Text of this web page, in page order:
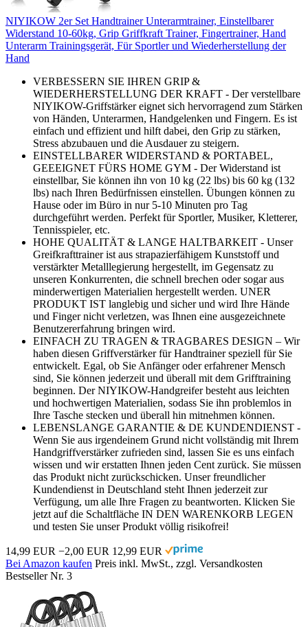
NIYIKOW 2er Set Handtrainer Unterarmtrainer, Einstellbarer
Widerstand 10-60kg, Grip Griffkraft Trainer, Fingertrainer, Hand
Unterarm Trainingsgerät, Für Sportler und Wiederherstellung der
Hand
VERBESSERN SIE IHREN GRIP &
WIEDERHERSTELLUNG DER KRAFT - Der verstellbare
NIYIKOW-Griffstärker eignet sich hervorragend zum Stärken
von Händen, Unterarmen, Handgelenken und Fingern. Es ist
einfach und effizient und hilft dabei, den Grip zu stärken,
Stress abzubauen und die Ausdauer zu steigern.
EINSTELLBARER WIDERSTAND & PORTABEL,
GEEEIGNET FÜRS HOME GYM - Der Widerstand ist
einstellbar, Sie können ihn von 10 kg (22 lbs) bis 60 kg (132
lbs) nach Ihren Bedürfnissen einstellen. Übungen können zu
Hause oder im Büro in nur 5-10 Minuten pro Tag
durchgeführt werden. Perfekt für Sportler, Musiker, Kletterer,
Tennisspieler, etc.
HOHE QUALITÄT & LANGE HALTBARKEIT - Unser
Greifkrafttrainer ist aus strapazierfähigem Kunststoff und
verstärkter Metalllegierung hergestellt, im Gegensatz zu
unseren Konkurrenten, die schnell brechen oder sogar aus
minderwertigen Materialien hergestellt werden. UNER
PRODUKT IST langlebig und sicher und wird Ihre Hände
und Finger nicht verletzen, was Ihnen eine ausgezeichnete
Benutzererfahrung bringen wird.
EINFACH ZU TRAGEN & TRAGBARES DESIGN – Wir
haben diesen Griffverstärker für Handtrainer speziell für Sie
entwickelt. Egal, ob Sie Anfänger oder erfahrener Mensch
sind, Sie können jederzeit und überall mit dem Grifftraining
beginnen. Der NIYIKOW-Handgreifer besteht aus leichten
und hochwertigen Materialien, sodass Sie ihn problemlos in
Ihre Tasche stecken und überall hin mitnehmen können.
LEBENSLANGE GARANTIE & DE KUNDENDIENST -
Wenn Sie aus irgendeinem Grund nicht vollständig mit Ihrem
Handgriffverstärker zufrieden sind, lassen Sie es uns einfach
wissen und wir erstatten Ihnen jeden Cent zurück. Sie müssen
das Produkt nicht zurückschicken. Unser freundlicher
Kundendienst in Deutschland steht Ihnen jederzeit zur
Verfügung, um alle Ihre Fragen zu beantworten. Klicken Sie
jetzt auf die Schaltfläche IN DEN WARENKORB LEGEN
und testen Sie unser Produkt völlig risikofrei!
14,99 EUR −2,00 EUR 12,99 EUR
Bei Amazon kaufen Preis inkl. MwSt., zzgl. Versandkosten
Bestseller Nr. 3